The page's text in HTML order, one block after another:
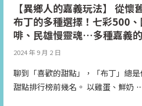
【異鄉人的嘉義玩法】 從懷
布丁的多種選擇！七彩500
啡、民雄慢靈魂…多種嘉義
2024 年 9 月 2 日
聊到「喜歡的甜點」，「布丁」總
甜點排行榜前幾名。 以雞蛋、鮮奶